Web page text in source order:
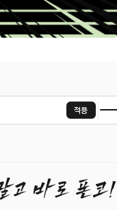
적용
바로 폰코!